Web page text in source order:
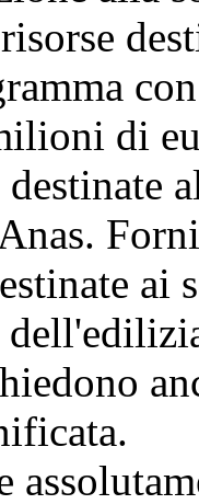
di
destinate
ai